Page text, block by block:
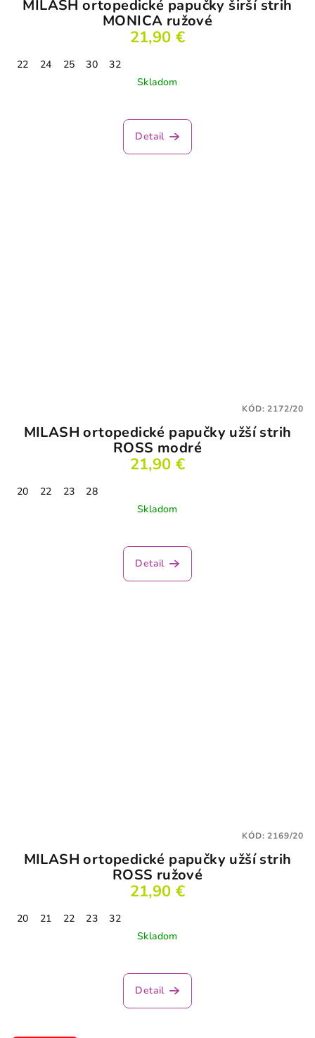
MILASH ortopedické papučky širší strih
MONICA ružové
21,90 €
22 24 25 30
32
Skladom
Detail
MILASH ortopedické papučky užší strih
ROSS modré
21,90 €
20 22 23
28
Skladom
Detail
KÓD:2172/20
MILASH ortopedické papučky užší strih
ROSS ružové
21,90 €
20 21 22 23
32
Skladom
Detail
KÓD:2169/20